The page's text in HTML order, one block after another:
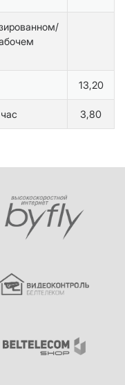
13,20
3,80